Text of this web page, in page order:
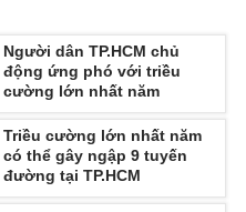
Podcast
Người dân TP.HCM chủ
động ứng phó với triều
cường lớn nhất năm
Triều cường lớn nhất năm
có thể gây ngập 9 tuyến
đường tại TP.HCM